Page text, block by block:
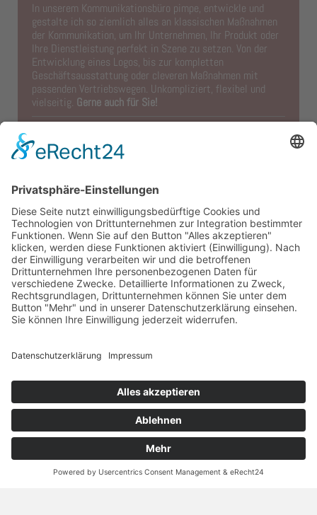
In unserem Kommunikationsbüro pimpe, entwickle und
gestalte ich so ziemlich alles an klassischen Maßnahmen
der Kommunikation, um Ihr Unternehmen, Ihr Produkt oder
Ihre Dienstleistung perfekt in Szene zu setzen. Von der
Entwicklung eines Logos, bis zur kompletten
Geschäftsausstattung oder cleveren Maßnahmen mit
passenden Vertriebswegen. Unkompliziert, flexibel und
vielseitig. Gerne auch für Sie!
Nadja Jüngling | Wachsmuthstraße 20 | 13467 Berlin
Projekte & Freunde
Comacon
Fairnatic GmbH
Production Office
Studio | Stoffprobe
Set-Time
Interior Atelier Richter
Berliner Tafel e.V.
GALERIE
Copyright © 2022 MAHENA | marketing.services.kommunikation